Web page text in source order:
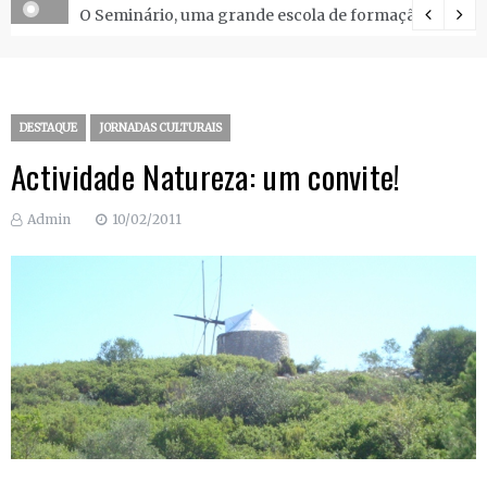
O Seminário, uma grande escola de formação.
DESTAQUE JORNADAS CULTURAIS
Actividade Natureza: um convite!
Admin 10/02/2011